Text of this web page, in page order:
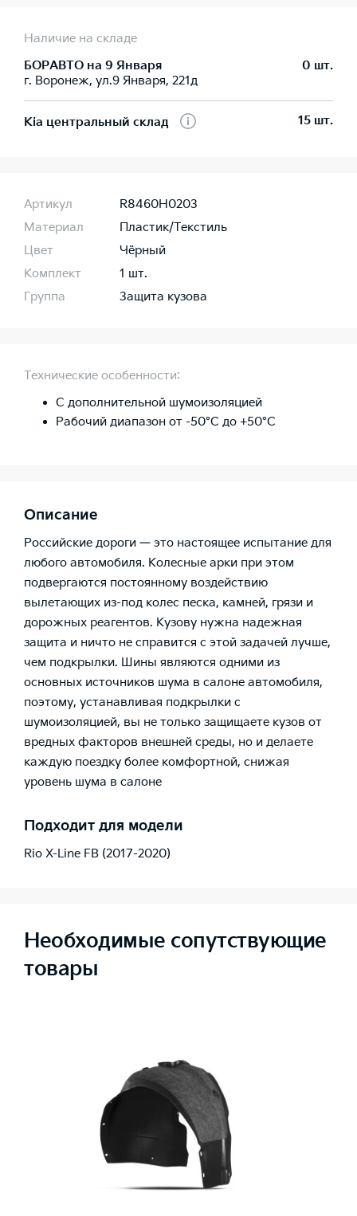
Наличие на складе
БОРАВТО на 9 Января
г. Воронеж, ул.9 Января, 221д
0 шт.
Kia центральный склад 15 шт.
Артикул
R8460H0203
Материал
Пластик/Текстиль
Цвет
Чёрный
Комплект
1 шт.
Группа
Защита кузова
Технические особенности:
С дополнительной шумоизоляцией
Рабочий диапазон от -50°C до +50°C
Описание
Российские дороги — это настоящее испытание для
любого автомобиля. Колесные арки при этом
подвергаются постоянному воздействию
вылетающих из-под колес песка, камней, грязи и
дорожных реагентов. Кузову нужна надежная
защита и ничто не справится с этой задачей лучше,
чем подкрылки. Шины являются одними из
основных источников шума в салоне автомобиля,
поэтому, устанавливая подкрылки с
шумоизоляцией, вы не только защищаете кузов от
вредных факторов внешней среды, но и делаете
каждую поездку более комфортной, снижая
уровень шума в салоне
Подходит для модели
Rio X-Line FB (2017-2020)
Необходимые сопутствующие
товары